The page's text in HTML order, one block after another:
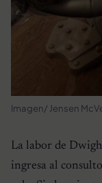
Imagen/ Jensen
La labor de
ingresa al